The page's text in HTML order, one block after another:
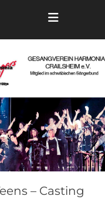
Showchor
– Casting